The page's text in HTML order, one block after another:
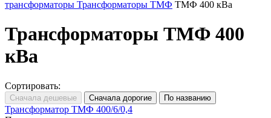
трансформаторы Трансформаторы ТМФ ТМФ 400 кВа
Трансформаторы ТМФ 400
кВа
Сортировать:
Трансформатор ТМФ 400/6/0,4